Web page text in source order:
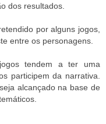
dos resultados.
por alguns jogos,
entre os personagens.
tendem a ter uma
participem da narrativa.
alcançado na base de